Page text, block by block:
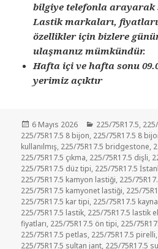
bilgiye telefonla
Lastik markaları,
özellikler için bizlere
ulaşmanız mümkündür.
Hafta içi ve hafta sonu
yerimiz açıktır
Yayın
tarihi
6 Mayıs 2026 Kategoriler
225/75R17.5,
225/75R17.5 8 bijon, 225/75R17.5 8
kullanılmış, 225/75R17.5 bridgestone,
225/75R17.5 çıkma, 225/75R17.5 dişli,
225/75R17.5 düz tipi, 225/75R17.5
225/75R17.5 kamyon lastiği, 225/
225/75R17.5 kamyonet lastiği, 225/
225/75R17.5 kar tipi, 225/75R17.5
225/75R17.5 lastik, 225/75R17.5 lastik
fiyatları, 225/75R17.5 ön tipi, 225/
225/75R17.5 petlas, 225/75R17.5 pirelli,
225/75R17.5 sultan jant, 225/75R17.5